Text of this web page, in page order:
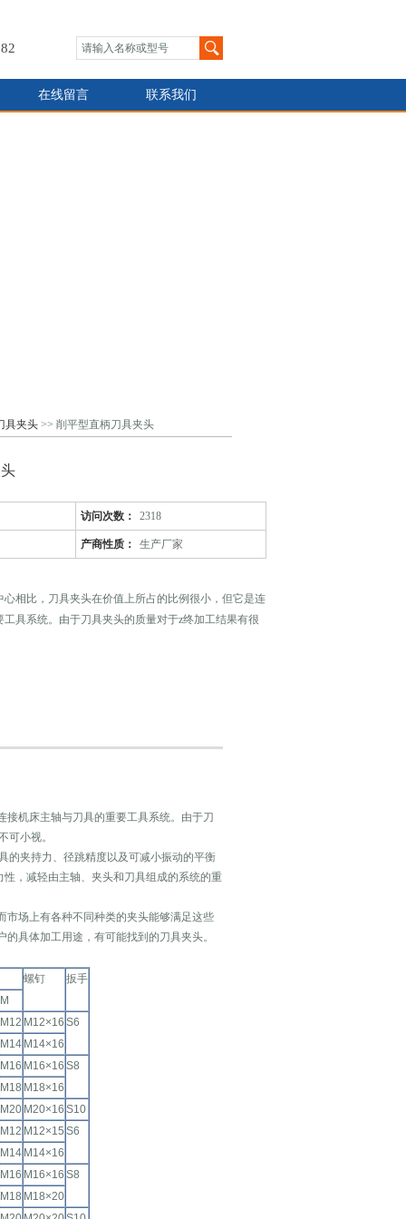
在线留言 联系我们
具夹头 >> 削平型直柄刀具夹头
访问次数： 2318
产商性质： 生产厂家
心相比，刀具夹头在价值上所占的比例很小，但它是连
具系统。由于刀具夹头的质量对于z终加工结果有很
机床主轴与刀具的重要工具系统。由于刀
可小视。
的夹持力、径跳精度以及可减小振动的平衡
，减轻由主轴、夹头和刀具组成的系统的重
市场上有各种不同种类的夹头能够满足这些
具体加工用途，有可能找到的刀具夹头。
螺钉
扳手
M
M12 M12×16 S6
M14 M14×16
M16 M16×16 S8
M18 M18×16
M20 M20×16 S10
M12 M12×15 S6
M14 M14×16
M16 M16×16 S8
M18 M18×20